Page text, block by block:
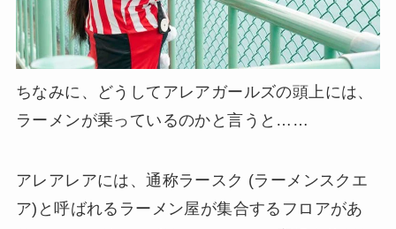
ちなみに、どうしてアレアガールズの頭上には、
ラーメンが乗っているのかと言うと……
アレアレアには、通称ラースク (ラーメンスクエ
ア)と呼ばれるラーメン屋が集合するフロアがあ